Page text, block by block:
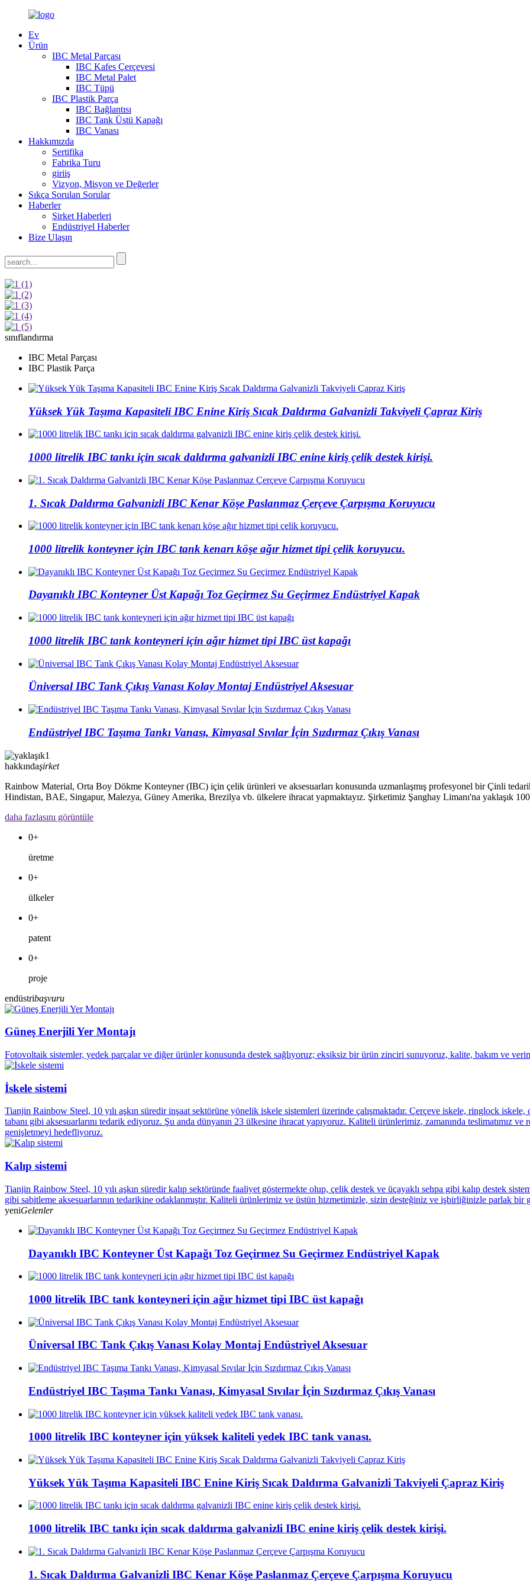
Ev
Ürün
IBC Metal Parçası
IBC Kafes Çerçevesi
IBC Metal Palet
IBC Tüpü
IBC Plastik Parça
IBC Bağlantısı
IBC Tank Üstü Kapağı
IBC Vanası
Hakkımızda
Sertifika
Fabrika Turu
giriiş
Vizyon, Misyon ve Değerler
Sıkça Sorulan Sorular
Haberler
Şirket Haberleri
Endüstriyel Haberler
Bize Ulaşın
sınıflandırma
IBC Metal Parçası
IBC Plastik Parça
Yüksek Yük Taşıma Kapasiteli IBC Enine Kiriş Sıcak Daldırma Galvanizli Takviyeli Çapraz Kiriş
1000 litrelik IBC tankı için sıcak daldırma galvanizli IBC enine kiriş çelik destek kirişi.
1. Sıcak Daldırma Galvanizli IBC Kenar Köşe Paslanmaz Çerçeve Çarpışma Koruyucu
1000 litrelik konteyner için IBC tank kenarı köşe ağır hizmet tipi çelik koruyucu.
Dayanıklı IBC Konteyner Üst Kapağı Toz Geçirmez Su Geçirmez Endüstriyel Kapak
1000 litrelik IBC tank konteyneri için ağır hizmet tipi IBC üst kapağı
Üniversal IBC Tank Çıkış Vanası Kolay Montaj Endüstriyel Aksesuar
Endüstriyel IBC Taşıma Tankı Vanası, Kimyasal Sıvılar İçin Sızdırmaz Çıkış Vanası
hakkındaşirket
Rainbow Material, Orta Boy Dökme Konteyner (IBC) için çelik ürünleri ve aksesuarları konusunda uzmanlaşmış profesyonel bir Çinli
Hindistan, BAE, Singapur, Malezya, Güney Amerika, Brezilya vb. ülkelere ihracat yapmaktayız. Şirketimiz Şanghay Limanı'na yaklaşık 100
daha fazlasını görüntüle
0+
üretme
0+
ülkeler
0+
patent
0+
proje
endüstribaşvuru
Güneş Enerjili Yer Montajı
Fotovoltaik sistemler, yedek parçalar ve diğer ürünler konusunda destek sağlıyoruz; eksiksiz bir ürün zinciri sunuyoruz, kalite, bakım ve
İskele sistemi
Tianjin Rainbow Steel, 10 yılı aşkın süredir inşaat sektörüne yönelik iskele sistemleri üzerinde çalışmaktadır. Çerçeve iskele, ringlock
tabanı gibi aksesuarlarını tedarik ediyoruz. Şu anda dünyanın 23 ülkesine ihracat yapıyoruz. Kaliteli ürünlerimiz, zamanında teslimatımız
genişletmeyi hedefliyoruz.
Kalıp sistemi
Tianjin Rainbow Steel, 10 yılı aşkın süredir kalıp sektöründe faaliyet göstermekte olup, çelik destek ve üçayaklı sehpa gibi kalıp destek
gibi sabitleme aksesuarlarının tedarikine odaklanmıştır. Kaliteli ürünlerimiz ve üstün hizmetimizle, sizin desteğiniz ve işbirliğinizle parlak bir
yeniGelenler
Dayanıklı IBC Konteyner Üst Kapağı Toz Geçirmez Su Geçirmez Endüstriyel Kapak
1000 litrelik IBC tank konteyneri için ağır hizmet tipi IBC üst kapağı
Üniversal IBC Tank Çıkış Vanası Kolay Montaj Endüstriyel Aksesuar
Endüstriyel IBC Taşıma Tankı Vanası, Kimyasal Sıvılar İçin Sızdırmaz Çıkış Vanası
1000 litrelik IBC konteyner için yüksek kaliteli yedek IBC tank vanası.
Yüksek Yük Taşıma Kapasiteli IBC Enine Kiriş Sıcak Daldırma Galvanizli Takviyeli Çapraz Kiriş
1000 litrelik IBC tankı için sıcak daldırma galvanizli IBC enine kiriş çelik destek kirişi.
1. Sıcak Daldırma Galvanizli IBC Kenar Köşe Paslanmaz Çerçeve Çarpışma Koruyucu